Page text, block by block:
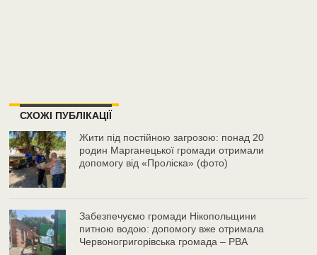
СХОЖІ ПУБЛІКАЦІЇ
Жити під постійною загрозою: понад 20
родин Марганецької громади отримали
допомогу від «Проліска» (фото)
Забезпечуємо громади Нікопольщини
питною водою: допомогу вже отримала
Червоногригорівська громада – РВА